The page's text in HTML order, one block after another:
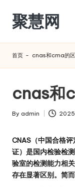
Skip
content
聚慧网
首页 - cnas和cma的
cnas和
Posted
By admin 2025
CNAS（中国合格
证）是国内检验检
验室的检测能力相
存在显著区别。简而